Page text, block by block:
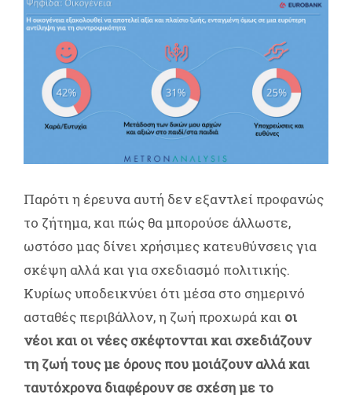
Παρότι η έρευνα αυτή δεν εξαντλεί προφανώς
το ζήτημα, και πώς θα μπορούσε άλλωστε,
ωστόσο μας δίνει χρήσιμες κατευθύνσεις για
σκέψη αλλά και για σχεδιασμό πολιτικής.
Κυρίως υποδεικνύει ότι μέσα στο σημερινό
ασταθές περιβάλλον, η ζωή προχωρά και οι
νέοι και οι νέες σκέφτονται και σχεδιάζουν
τη ζωή τους με όρους που μοιάζουν αλλά και
ταυτόχρονα διαφέρουν σε σχέση με το